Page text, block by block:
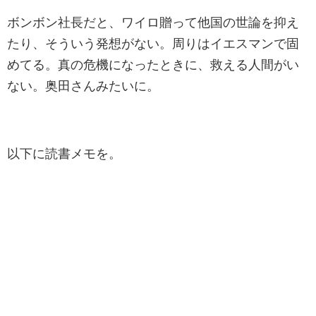
ボンボン社長だと、ワイロ贈って他国の世論を抑え
たり、そういう発想がない。周りはイエスマンで固
めてる。真の危機になったときに、救える人間がい
ない。奥田さんみたいに。
以下に読書メモを。